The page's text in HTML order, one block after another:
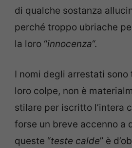
di qualche sostanza
perché troppo ubriache
la loro “innocenza“.
I nomi degli arrestati sono
loro colpe, non è
stilare per iscritto l’intera
forse un breve accenno a
queste “teste calde” è